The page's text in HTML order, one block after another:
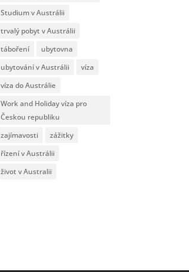
Studium v Austrálii
trvalý pobyt v Austrálii
táboření
ubytovna
ubytování v Austrálii
víza
víza do Austrálie
Work and Holiday víza pro
Českou republiku
zajímavosti
zážitky
řízení v Austrálii
život v Australii